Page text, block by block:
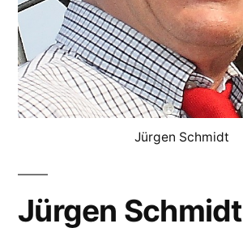
Jürgen Schmidt
Jürgen Schmidt